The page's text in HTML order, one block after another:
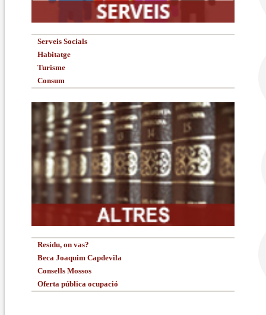
Serveis Socials
Habitatge
Turisme
Consum
Residu, on vas?
Beca Joaquim Capdevila
Consells Mossos
Oferta pública ocupació